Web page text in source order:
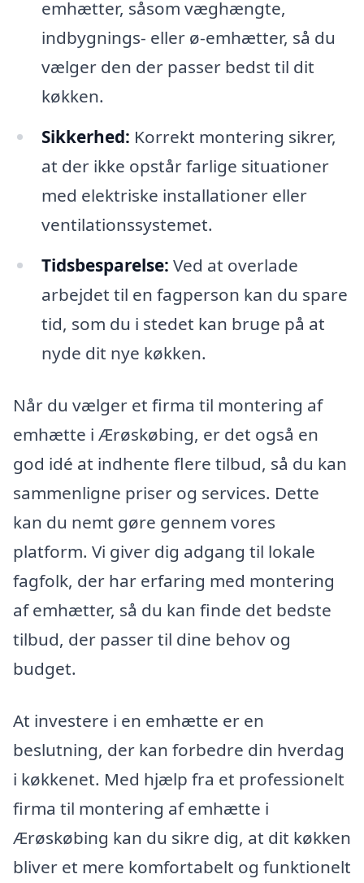
emhætter, såsom væghængte,
indbygnings- eller ø-emhætter, så du
vælger den der passer bedst til dit
køkken.
Sikkerhed: Korrekt montering sikrer,
at der ikke opstår farlige situationer
med elektriske installationer eller
ventilationssystemet.
Tidsbesparelse: Ved at overlade
arbejdet til en fagperson kan du spare
tid, som du i stedet kan bruge på at
nyde dit nye køkken.
Når du vælger et firma til montering af
emhætte i Ærøskøbing, er det også en
god idé at indhente flere tilbud, så du kan
sammenligne priser og services. Dette
kan du nemt gøre gennem vores
platform. Vi giver dig adgang til lokale
fagfolk, der har erfaring med montering
af emhætter, så du kan finde det bedste
tilbud, der passer til dine behov og
budget.
At investere i en emhætte er en
beslutning, der kan forbedre din hverdag
i køkkenet. Med hjælp fra et professionelt
firma til montering af emhætte i
Ærøskøbing kan du sikre dig, at dit køkken
bliver et mere komfortabelt og funktionelt